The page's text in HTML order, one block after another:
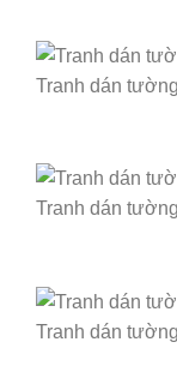
Tranh dán
Tranh dán
Tranh dán